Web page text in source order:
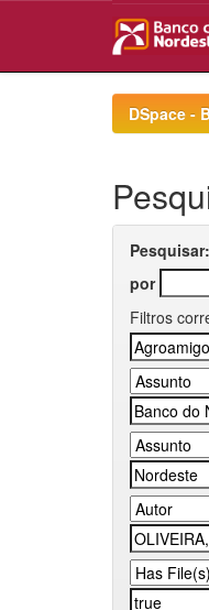
DSpace -
Pesquisar:
por
Filtros